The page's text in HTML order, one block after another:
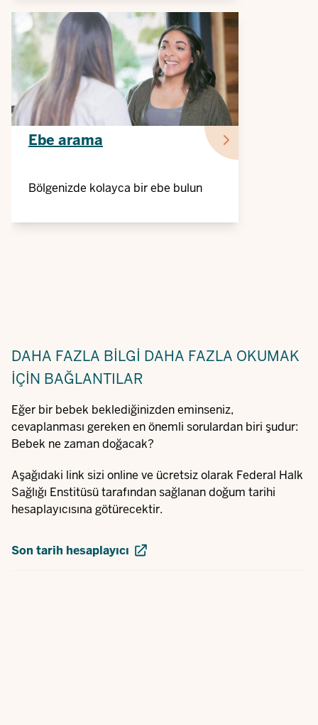
Ebe arama
Bölgenizde kolayca bir ebe bulun
DAHA FAZLA BILGI DAHA FAZLA OKUMAK
IÇIN BAĞLANTILAR
Eğer bir bebek beklediğinizden eminseniz,
cevaplanması gereken en önemli sorulardan biri şudur:
Bebek ne zaman doğacak?
Aşağıdaki link sizi online ve ücretsiz olarak Federal Halk
Sağlığı Enstitüsü tarafından sağlanan doğum tarihi
hesaplayıcısına götürecektir.
Son tarih hesaplayıcı